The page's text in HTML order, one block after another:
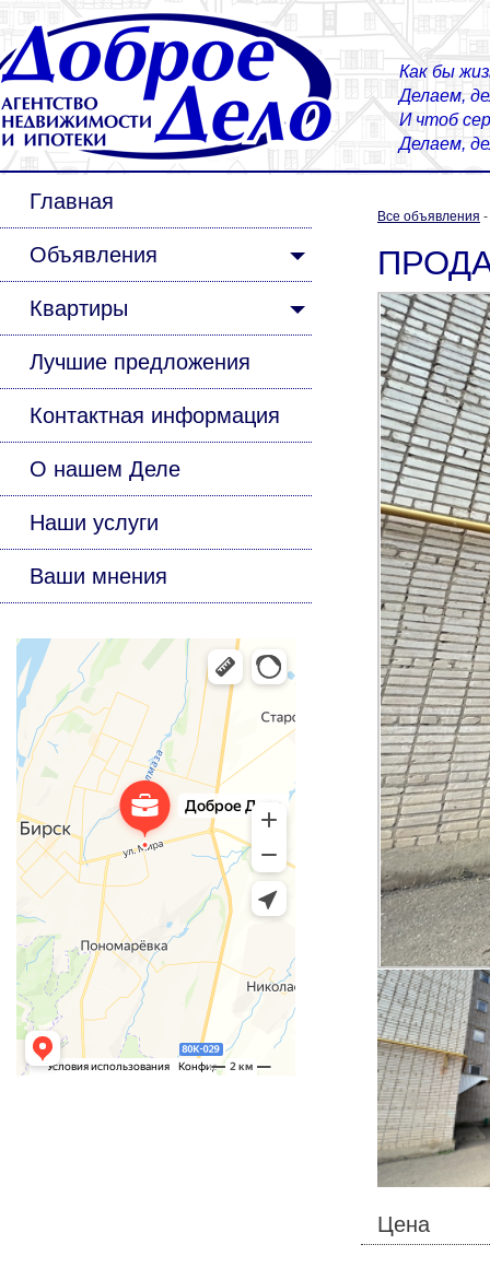
Как бы
Делаем,
И чтоб
Делаем,
Главная
Объявления
Квартиры
Лучшие предложения
Контактная информация
О нашем Деле
Наши услуги
Ваши мнения
Все объявления -
Цена